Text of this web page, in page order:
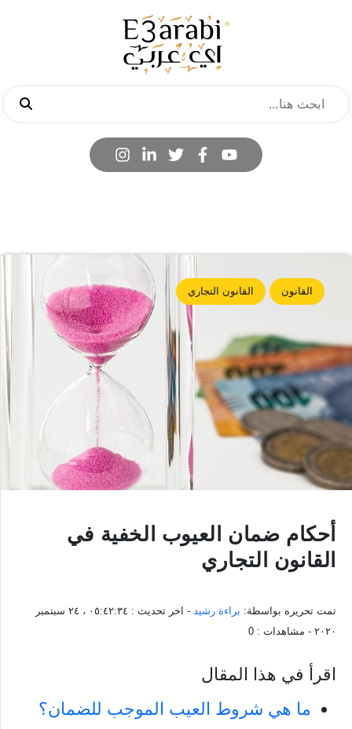
القانون القانون التجاري
أحكام ضمان العيوب الخفية في
القانون التجاري
تمت تحريره بواسطة: براءة رشيد - اخر تحديث :
٠٥:٤٢:٣٤ ، ٢٤ سبتمبر
٢٠٢٠ - مشاهدات : 0
اقرأ في هذا المقال
ما هي شروط العيب الموجب للضمان؟